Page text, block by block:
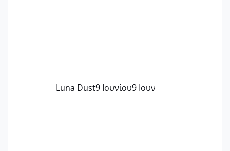
Luna Dust9 Ιουνίου9 Ιουν